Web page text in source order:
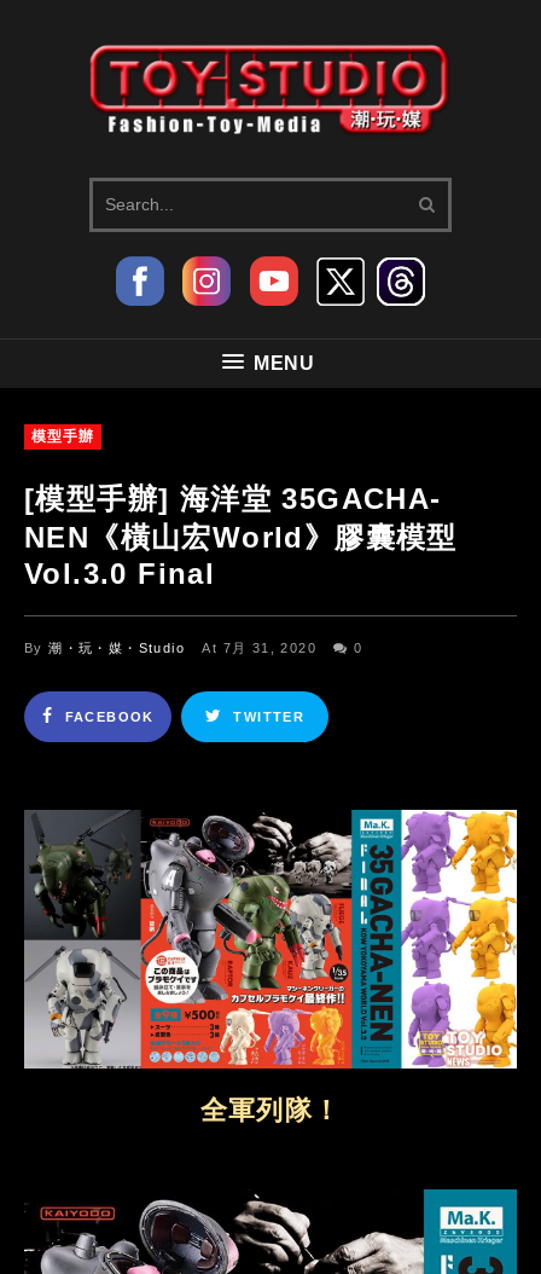
MENU
模型手辦
[模型手辦] 海洋堂 35GACHA-
NEN《橫山宏World》膠囊模型
Vol.3.0 Final
By潮・玩・媒・Studio At 7月 31, 2020 0
FACEBOOK TWITTER
全軍列隊！